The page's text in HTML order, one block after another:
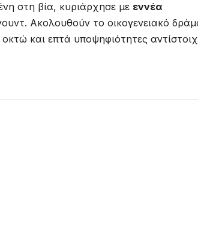
στη βία, κυριάρχησε με εννέα
Ακολουθούν το οικογενειακό
οκτώ και επτά υποψηφιότητες